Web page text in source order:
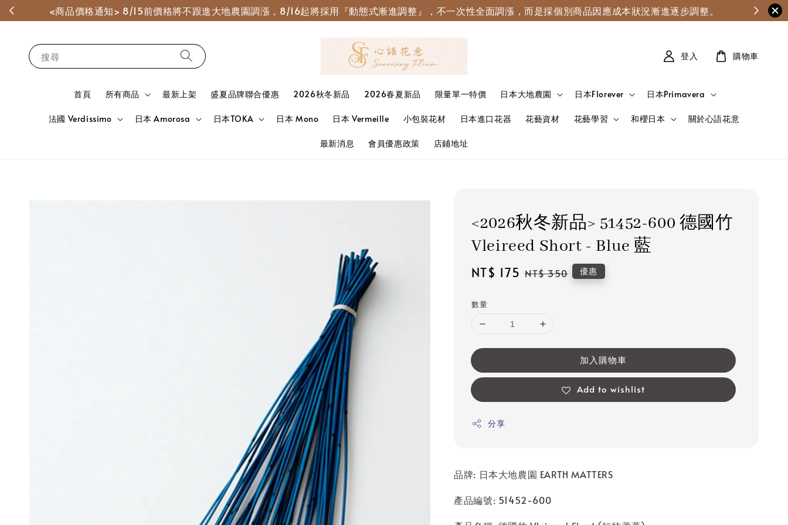
<商品價格通知> 8/15前價格將不跟進大地農園調漲，8/16起將採用『動態式漸進調整』，不一次性全面調漲，而是採個別商品因應成本狀況漸進逐步調整。
搜尋
首頁 所有商品 最新上架 盛夏品牌聯合優惠 2026秋冬新品 2026春夏新品 限量單一特價 日本大地農園 日本Florever 日本Primavera
法國 Verdissimo 日本 Amorosa 日本TOKA 日本 Mono 日本 Vermeille 小包裝花材 日本進口花器 花藝資材 花藝學習 和櫻日本 關於心語花意
最新消息 會員優惠政策 店鋪地址
登入 購物車
<2026秋冬新品> 51452-600 德國竹
Vleireed Short - Blue 藍
Sale
NT$ 175 Regular
NT$ 350 優惠
數量
加入購物車
Add to wishlist
分享
品牌: 日本大地農園 EARTH MATTERS
產品編號: 51452-600